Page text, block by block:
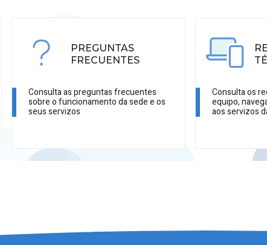
PREGUNTAS
FRECUENTES
Consulta as preguntas frecuentes
sobre o funcionamento da sede e os
seus servizos
Consulta os
equipo,
aos servizos